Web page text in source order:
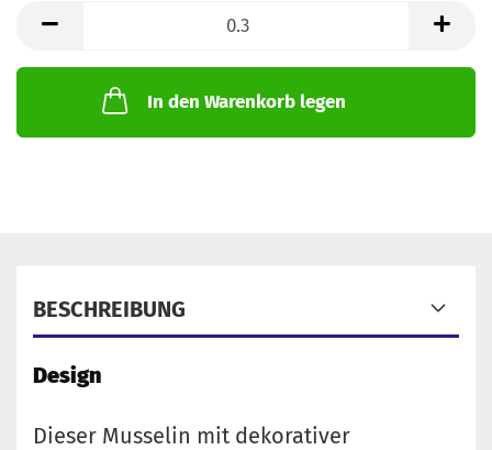
Meter
In den Warenkorb legen
BESCHREIBUNG
Design
Dieser Musselin mit dekorativer